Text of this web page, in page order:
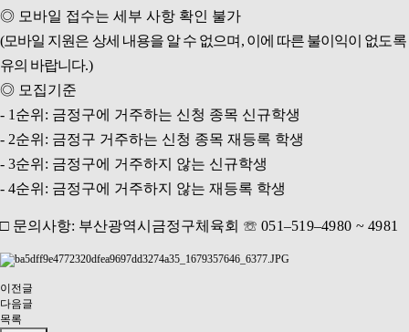
◎ 모바일 접수는 세부 사항 확인 불가
(모바일 지원은 상세 내용을 알 수 없으며 , 이에 따른 불이익이 없도록
유의 바랍니다.)
◎ 모집기준
- 1 순위 : 금정구에 거주하는 신청 종목 신규학생
- 2순위 : 금정구 거주하는 신청 종목 재등록 학생
- 3순위 : 금정구에 거주하지 않는 신규학생
- 4순위 : 금정구에 거주하지 않는 재등록 학생
□ 문의사항: 부산광역시금정구체육회 ☏ 051–519–4980 ~ 4981
이전글
다음글
목록